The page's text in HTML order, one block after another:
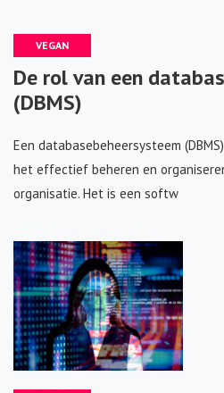
VEGAN
De rol van een
(DBMS)
Een databasebeheersysteem
het effectief beheren en
organisatie. Het is een softw